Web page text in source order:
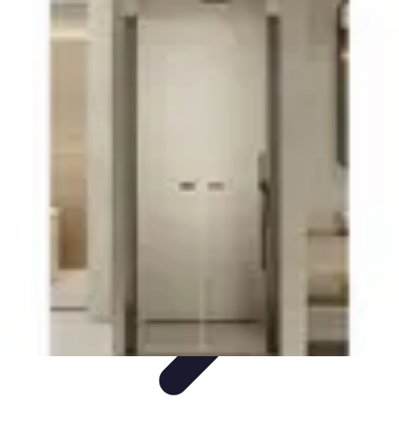
Projektowanie wnętrz